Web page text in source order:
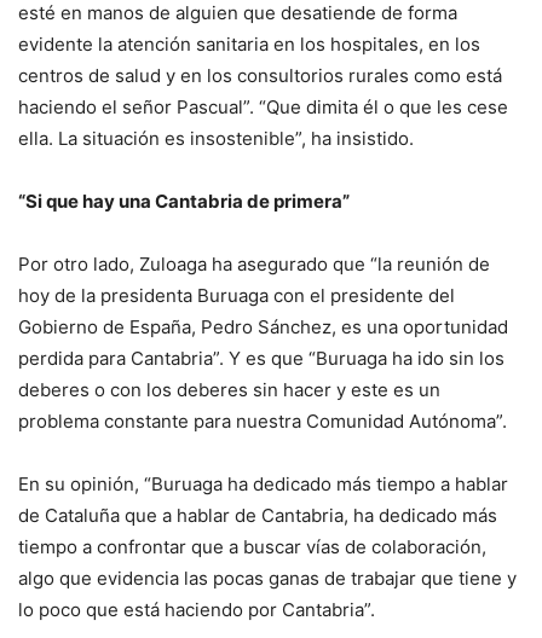
esté en manos de alguien que desatiende de forma
evidente la atención sanitaria en los hospitales, en los
centros de salud y en los consultorios rurales como está
haciendo el señor Pascual”. “Que dimita él o que les cese
ella. La situación es insostenible”, ha insistido.
“Si que hay una Cantabria de primera”
Por otro lado, Zuloaga ha asegurado que “la reunión de
hoy de la presidenta Buruaga con el presidente del
Gobierno de España, Pedro Sánchez, es una oportunidad
perdida para Cantabria”. Y es que “Buruaga ha ido sin los
deberes o con los deberes sin hacer y este es un
problema constante para nuestra Comunidad Autónoma”.
En su opinión, “Buruaga ha dedicado más tiempo a hablar
de Cataluña que a hablar de Cantabria, ha dedicado más
tiempo a confrontar que a buscar vías de colaboración,
algo que evidencia las pocas ganas de trabajar que tiene y
lo poco que está haciendo por Cantabria”.